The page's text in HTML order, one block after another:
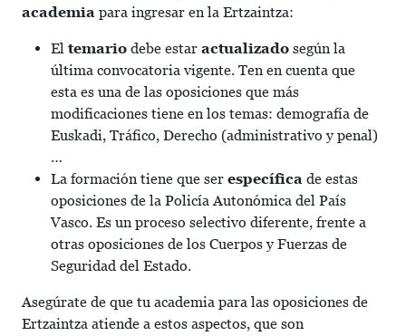
academia para ingresar en la Ertzaintza:
El temario debe estar actualizado según la
última convocatoria vigente. Ten en cuenta que
esta es una de las oposiciones que más
modificaciones tiene en los temas: demografía de
Euskadi, Tráfico, Derecho (administrativo y penal)
…
La formación tiene que ser específica de estas
oposiciones de la Policía Autonómica del País
Vasco. Es un proceso selectivo diferente, frente a
otras oposiciones de los Cuerpos y Fuerzas de
Seguridad del Estado.
Asegúrate de que tu academia para las oposiciones de
Ertzaintza atiende a estos aspectos, que son